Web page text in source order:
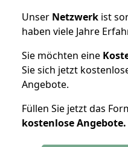
Unser Netzwerk ist
haben viele Jahre
Sie möchten eine
Sie sich jetzt
Angebote.
Füllen Sie jetzt das
kostenloseAngebote.